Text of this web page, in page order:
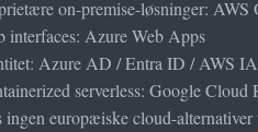
on-premise-løsninger: AWS
interfaces: Azure Web Apps
Azure AD / Entra ID / AWS
serverless: Google
ingen europæiske cloud-